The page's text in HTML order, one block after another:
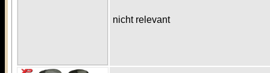
nicht relevant